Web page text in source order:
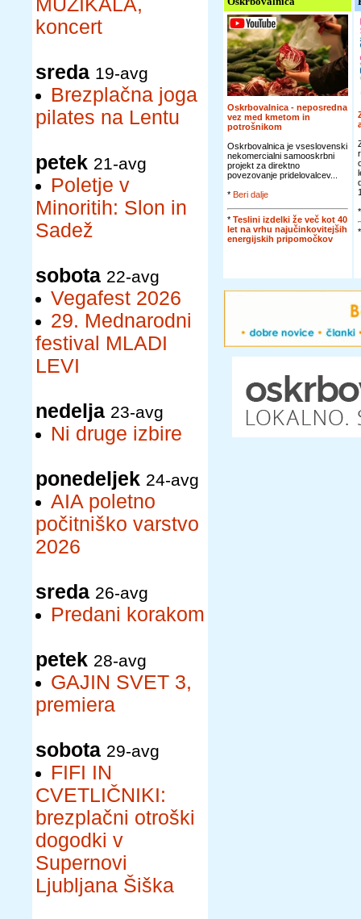
MUZIKALA,
koncert
sreda 19-avg
Brezplačna joga
pilates na Lentu
petek 21-avg
Poletje v
Minoritih: Slon in
Sadež
sobota 22-avg
Vegafest 2026
29. Mednarodni
festival MLADI
LEVI
nedelja 23-avg
Ni druge izbire
ponedeljek 24-avg
AIA poletno
počitniško varstvo
2026
sreda 26-avg
Predani korakom
petek 28-avg
GAJIN SVET 3,
premiera
sobota 29-avg
FIFI IN
CVETLIČNIKI:
brezplačni otroški
dogodki v
Supernovi
Ljubljana Šiška
Oskrbovalnica - neposredna
vez med kmetom in
potrošnikom
Oskrbovalnica je vseslovenski
nekomercialni samooskrbni
projekt za direktno
povezovanje pridelovalcev...
* Beri dalje
* Teslini izdelki že več kot 40
let na vrhu najučinkovitejših
energijskih pripomočkov